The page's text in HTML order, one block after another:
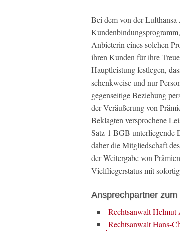
Bei dem von der
Anbieterin eines solchen
ihren Kunden für ihre
Hauptleistung festlegen,
schenkweise und nur
gegenseitige Beziehung
der Veräußerung von
Beklagten versprochene
Satz 1 BGB unterliegende
daher die Mitgliedschaft
der Weitergabe von
Vielfliegerstatus mit
Ansprechpartner
Rechtsanwalt Helmut
Rechtsanwalt Hans-